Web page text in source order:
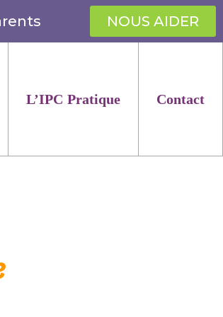
NOUS AIDER
L’IPC Pratique Contact